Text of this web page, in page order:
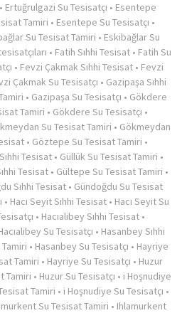
• Ertuğrulgazi Su Tesisatçı • Esentepe
Tamiri • Esentepe Su Tesisatçı •
Su Tesisat Tamiri • Eskibağlar Su
• Fatih Sıhhi Tesisat • Fatih Su
• Fevzi Çakmak Sıhhi Tesisat • Fevzi
Çakmak Su Tesisatçı • Gazipaşa Sıhhi
• Gazipaşa Su Tesisatçı • Gökdere
Tamiri • Gökdere Su Tesisatçı •
Su Tesisat Tamiri • Gökmeydan
• Göztepe Su Tesisat Tamiri •
Tesisat • Güllük Su Tesisat Tamiri •
Tesisat • Gültepe Su Tesisat Tamiri •
Sıhhi Tesisat • Gündoğdu Su Tesisat
• Hacı Seyit Sıhhi Tesisat • Hacı Seyit Su
• Hacıalibey Sıhhi Tesisat •
Su Tesisatçı • Hasanbey Sıhhi
• Hasanbey Su Tesisatçı • Hayriye
Tamiri • Hayriye Su Tesisatçı • Huzur
Tamiri • Huzur Su Tesisatçı • i Hoşnudiye
Tamiri • i Hoşnudiye Su Tesisatçı •
Su Tesisat Tamiri • Ihlamurkent